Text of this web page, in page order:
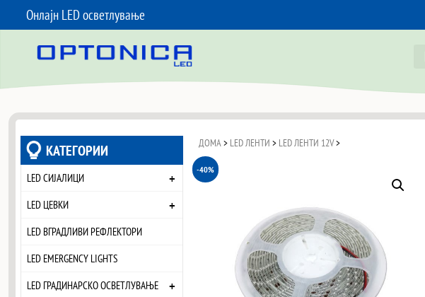
Онлајн LED осветлување
КАТЕГОРИИ
LED СИЈАЛИЦИ +
LED ЦЕВКИ +
LED ВГРАДЛИВИ РЕФЛЕКТОРИ
LED EMERGENCY LIGHTS
LED ГРАДИНАРСКО ОСВЕТЛУВАЊЕ
+
ДОМА > LED ЛЕНТИ > LED ЛЕНТИ 12V>
-40%